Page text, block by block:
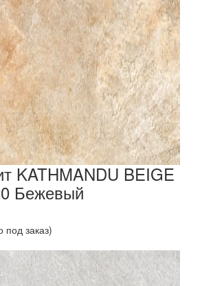
KATHMANDU BEIGE
Бежевый
под заказ)